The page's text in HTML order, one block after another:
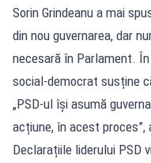
Sorin Grindeanu a mai
din nou guvernarea, dar
necesară în Parlament.
social-democrat susține
„PSD-ul își asumă
acțiune, în acest proces”,
Declarațiile liderului PSD